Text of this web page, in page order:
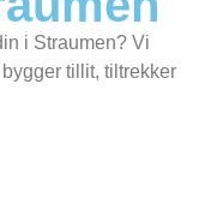
i Straumen? Vi
tillit, tiltrekker